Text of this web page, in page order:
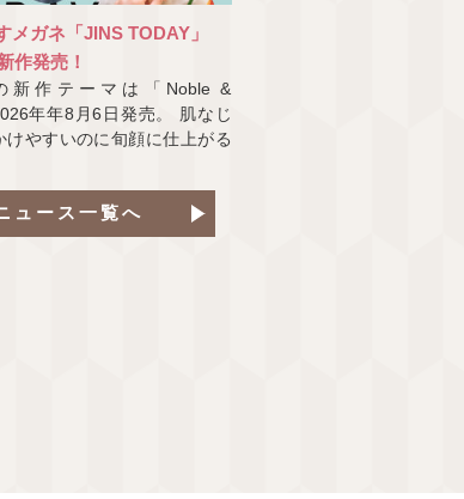
メガネ「JINS TODAY」
作発売！
新作テーマは「Noble &
年年8月6日発売。 肌なじ
けやすいのに旬顔に仕上がる
ュース一覧へ